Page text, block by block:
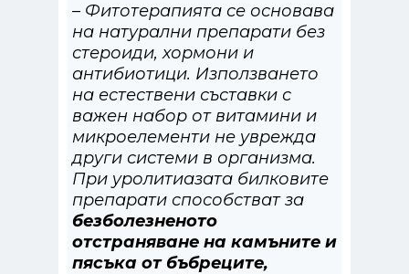
– Фитотерапията се основава
на натурални препарати без
стероиди, хормони и
антибиотици. Използването
на естествени съставки с
важен набор от витамини и
микроелементи не уврежда
други системи в организма.
При уролитиазата билковите
препарати способстват за
безболезненото
отстраняване на камъните и
пясъка от бъбреците,